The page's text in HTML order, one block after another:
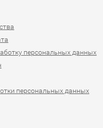
персональных данных
персональных данных